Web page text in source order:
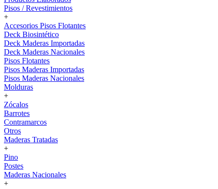
Pisos / Revestimientos
+
Accesorios Pisos Flotantes
Deck Biosintético
Deck Maderas Importadas
Deck Maderas Nacionales
Pisos Flotantes
Pisos Maderas Importadas
Pisos Maderas Nacionales
Molduras
+
Zócalos
Barrotes
Contramarcos
Otros
Maderas Tratadas
+
Pino
Postes
Maderas Nacionales
+